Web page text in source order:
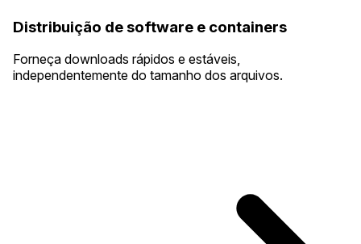
Distribuição de software e containers
Forneça downloads rápidos e estáveis,
independentemente do tamanho dos arquivos.